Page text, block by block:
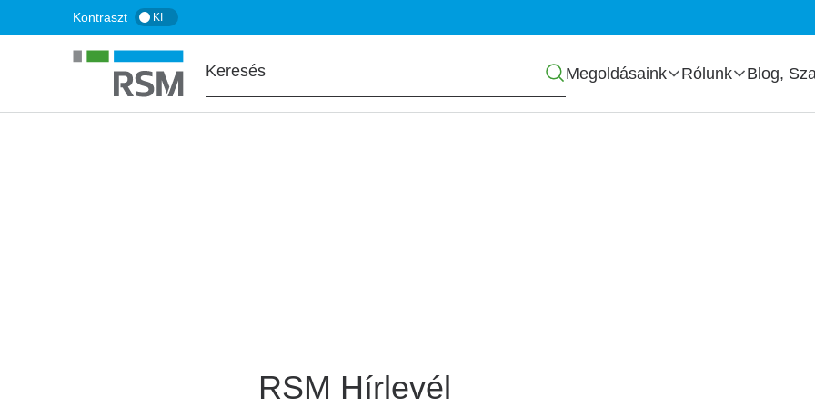
a
tartalomra
Kontraszt KI
Főmenü
Megoldásaink Rólunk Blog,
RSM Hírlevél